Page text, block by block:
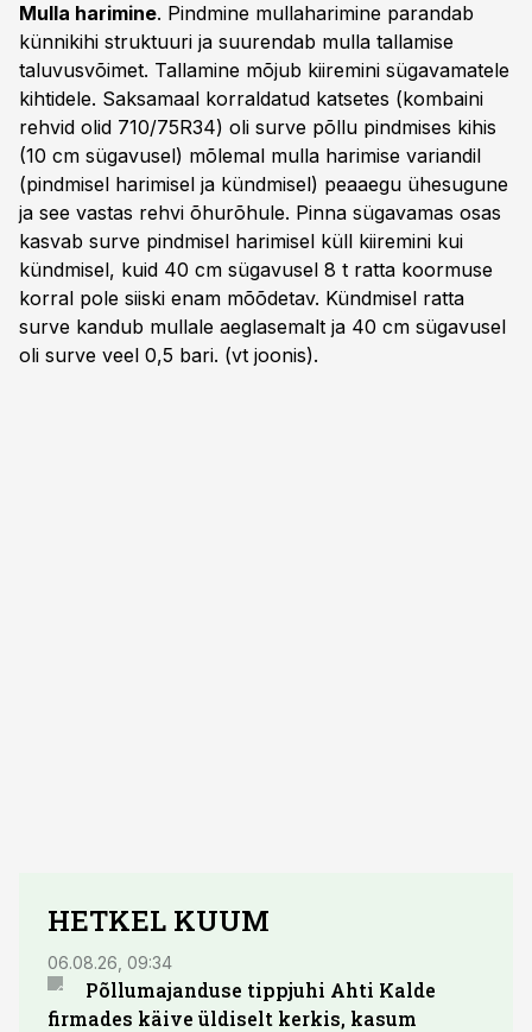
Mulla harimine. Pindmine mullaharimine parandab
künnikihi struktuuri ja suurendab mulla tallamise
taluvusvõimet. Tallamine mõjub kiiremini sügavamatele
kihtidele. Saksamaal korraldatud katsetes (kombaini
rehvid olid 710/75R34) oli surve põllu pindmises kihis
(10 cm sügavusel) mõlemal mulla harimise variandil
(pindmisel harimisel ja kündmisel) peaaegu ühesugune
ja see vastas rehvi õhurõhule. Pinna sügavamas osas
kasvab surve pindmisel harimisel küll kiiremini kui
kündmisel, kuid 40 cm sügavusel 8 t ratta koormuse
korral pole siiski enam mõõdetav. Kündmisel ratta
surve kandub mullale aeglasemalt ja 40 cm sügavusel
oli surve veel 0,5 bari. (vt joonis).
HETKEL KUUM
06.08.26, 09:34
Põllumajanduse tippjuhi Ahti Kalde
firmades käive üldiselt kerkis, kasum